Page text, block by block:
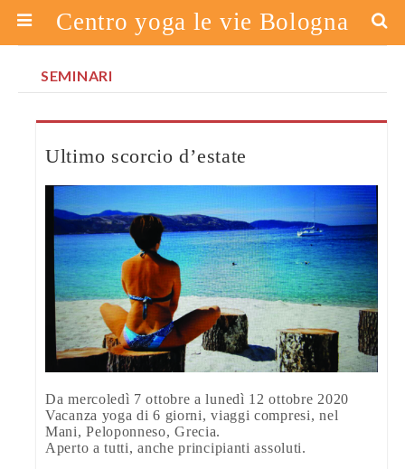
Centro yoga le vie Bologna
SEMINARI
Ultimo scorcio d’estate
Da mercoledì 7 ottobre a lunedì 12 ottobre 2020
Vacanza yoga di 6 giorni, viaggi compresi, nel
Mani, Peloponneso, Grecia.
Aperto a tutti, anche principianti assoluti.